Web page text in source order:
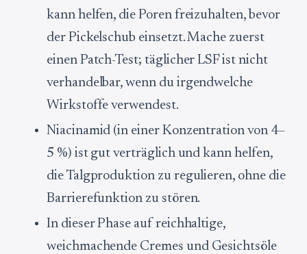
kann helfen, die Poren freizuhalten, bevor
der Pickelschub einsetzt. Mache zuerst
einen Patch-Test; täglicher LSF ist nicht
verhandelbar, wenn du irgendwelche
Wirkstoffe verwendest.
Niacinamid (in einer Konzentration von 4–
5 %) ist gut verträglich und kann helfen,
die Talgproduktion zu regulieren, ohne die
Barrierefunktion zu stören.
In dieser Phase auf reichhaltige,
weichmachende Cremes und Gesichtsöle